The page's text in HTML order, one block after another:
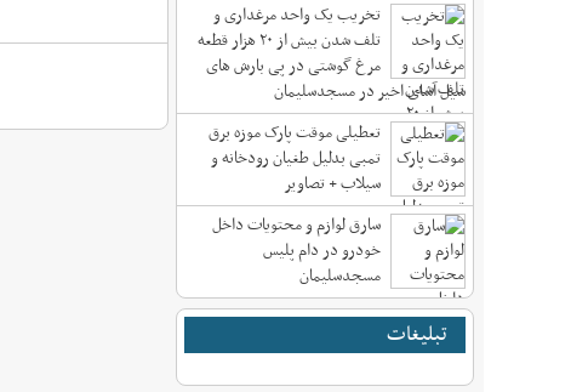
تخریب یک واحد مرغداری و
تلف شدن بیش از ۲۰ هزار قطعه
مرغ گوشتی در پی بارش های
سیل آسای اخیر در مسجدسلیمان
تعطیلی موقت پارک موزه برق
تمبی بدلیل طغیان رودخانه و
سیلاب + تصاویر
سارق لوازم و محتویات داخل
خودرو در دام پلیس
مسجدسليمان
تبلیغات